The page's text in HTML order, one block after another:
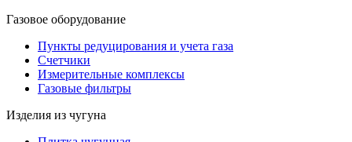
Газовое оборудование
Пункты редуцирования и учета газа
Счетчики
Измерительные комплексы
Газовые фильтры
Изделия из чугуна